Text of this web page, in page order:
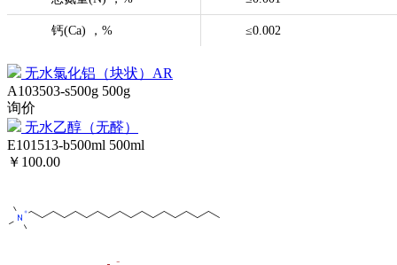
钙(Ca) ，% ≤0.002
无水氯化铝（块状）AR
A103503-s500g 500g
询价
无水乙醇（无醛）
E101513-b500ml 500ml
￥100.00